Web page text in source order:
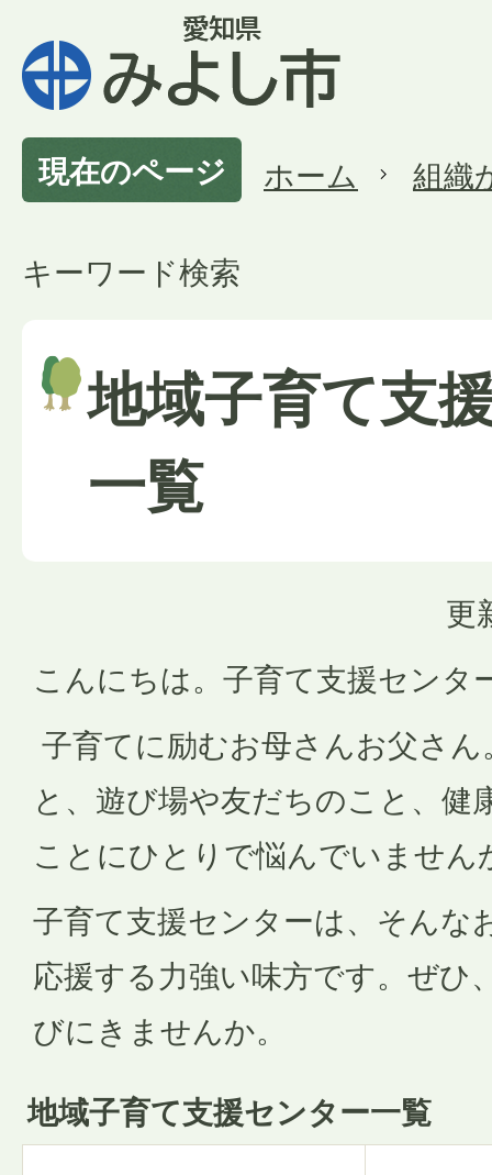
現在のページ ホーム 組織
キーワード検索
地域子育て支
一覧
更
こんにちは。子育て支援センタ
子育てに励むお母さんお父さ
と、遊び場や友だちのこと、健
ことにひとりで悩んでいません
子育て支援センターは、そんな
応援する力強い味方です。ぜひ
びにきませんか。
地域子育て支援センター一覧